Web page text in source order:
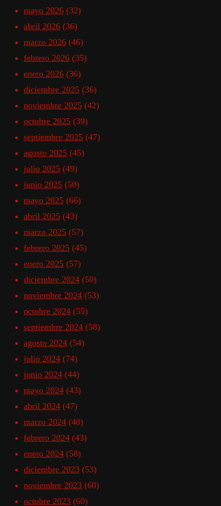
mayo 2026 (32)
abril 2026 (36)
marzo 2026 (46)
febrero 2026 (35)
enero 2026 (36)
diciembre 2025 (36)
noviembre 2025 (42)
octubre 2025 (39)
septiembre 2025 (47)
agosto 2025 (45)
julio 2025 (49)
junio 2025 (50)
mayo 2025 (66)
abril 2025 (43)
marzo 2025 (57)
febrero 2025 (45)
enero 2025 (57)
diciembre 2024 (50)
noviembre 2024 (53)
octubre 2024 (55)
septiembre 2024 (58)
agosto 2024 (54)
julio 2024 (74)
junio 2024 (44)
mayo 2024 (43)
abril 2024 (47)
marzo 2024 (40)
febrero 2024 (43)
enero 2024 (58)
diciembre 2023 (53)
noviembre 2023 (60)
octubre 2023 (60)